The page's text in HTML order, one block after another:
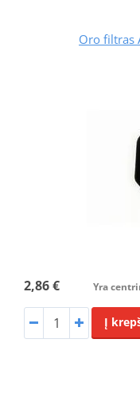
Oro filtras
2,86 € Yra
Į